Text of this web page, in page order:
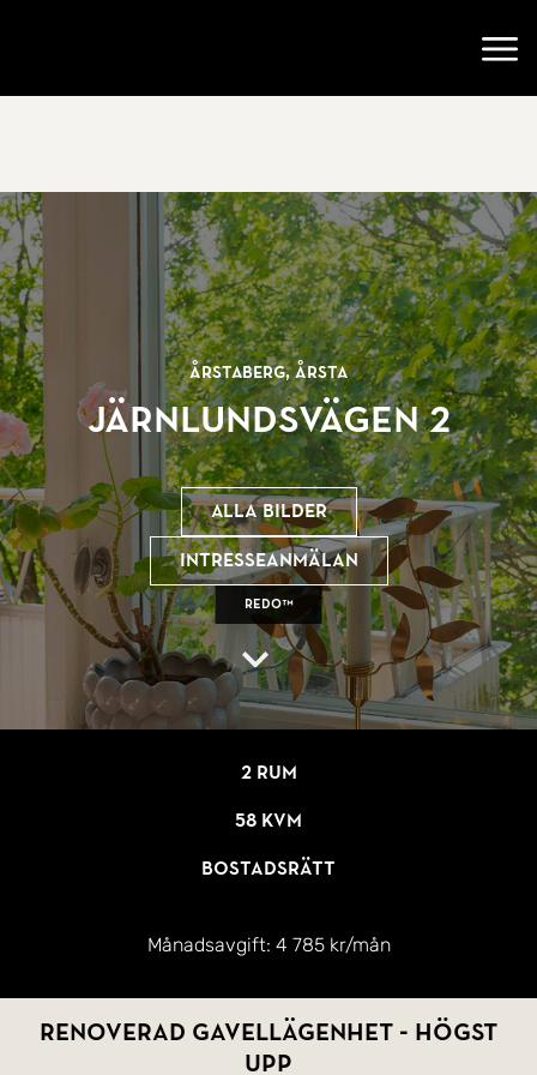
Årstaberg, Årsta
Järnlundsvägen 2
REDO™
Alla bilder
Intresseanmälan
2 rum
58 kvm
Bostadsrätt
Månadsavgift: 4 785 kr/mån
Renoverad gavellägenhet - Högst
upp